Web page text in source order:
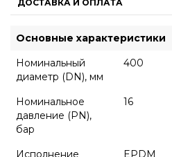
ДОСТАВКА И ОПЛАТА
Основные характеристики
Номинальный
диаметр (DN), мм
400
Номинальное
давление (PN),
бар
16
Исполнение
EPDM